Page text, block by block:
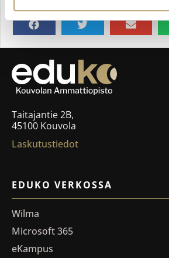
Taitajantie 2B,
45100 Kouvola
Laskutustiedot
EDUKO VERKOSSA
Wilma
Microsoft 365
eKampus